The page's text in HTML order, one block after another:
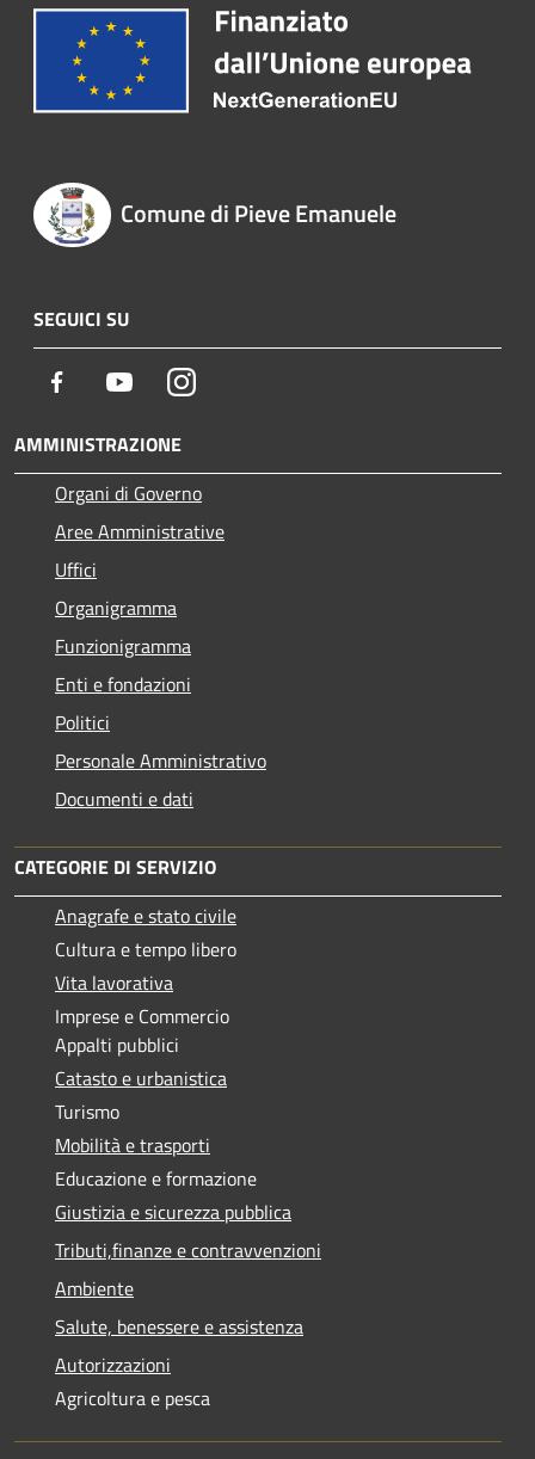
Comune di Pieve Emanuele
SEGUICI SU
Facebook YoutubeInstagram
AMMINISTRAZIONE
Organi di Governo
Aree Amministrative
Uffici
Organigramma
Funzionigramma
Enti e fondazioni
Politici
Personale Amministrativo
Documenti e dati
CATEGORIE DI SERVIZIO
Anagrafe e stato civile
Cultura e tempo libero
Vita lavorativa
Imprese e Commercio
Appalti pubblici
Catasto e urbanistica
Turismo
Mobilità e trasporti
Educazione e formazione
Giustizia e sicurezza pubblica
Tributi,finanze e contravvenzioni
Ambiente
Salute, benessere e assistenza
Autorizzazioni
Agricoltura e pesca